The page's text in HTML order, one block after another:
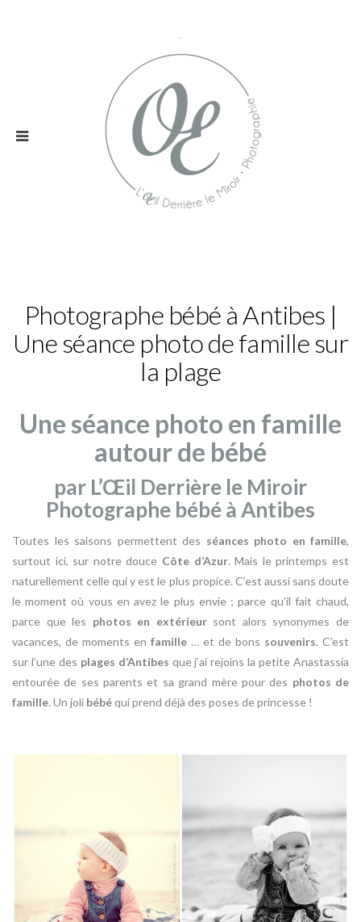
Photographe bébé à Antibes |
Une séance photo de famille sur
la plage
Une séance photo en famille
autour de bébé
par L’Œil Derrière le Miroir
Photographe bébé à Antibes
Toutes les saisons permettent des séances photo en famille,
surtout ici, sur notre douce Côte d’Azur. Mais le printemps est
naturellement celle qui y est le plus propice. C’est aussi sans doute
le moment où vous en avez le plus envie ; parce qu’il fait chaud,
parce que les photos en extérieursont alors synonymes de
vacances, de moments en famille … et de bons souvenirs. C’est
sur l’une des plages d’Antibes que j’ai rejoins la petite Anastassia
entourée de ses parents et sa grand mère pour des photos de
famille. Un joli bébéqui prend déjà des poses de princesse !